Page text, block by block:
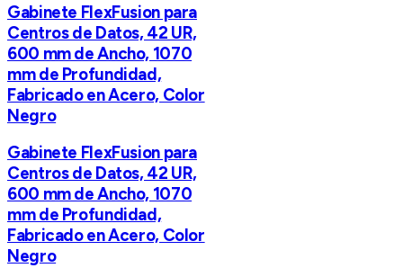
Gabinete FlexFusion para
Centros de Datos, 42 UR,
600 mm de Ancho, 1070
mm de Profundidad,
Fabricado en Acero, Color
Negro
Gabinete FlexFusion para
Centros de Datos, 42 UR,
600 mm de Ancho, 1070
mm de Profundidad,
Fabricado en Acero, Color
Negro